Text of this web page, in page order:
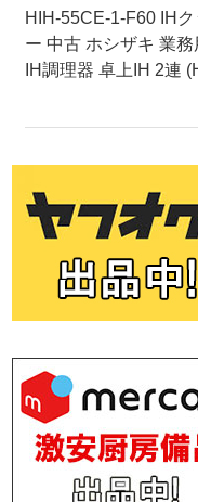
HIH-55CE-1-F60 IH
ー 中古 ホシザキ 業
IH調理器 卓上IH 2連